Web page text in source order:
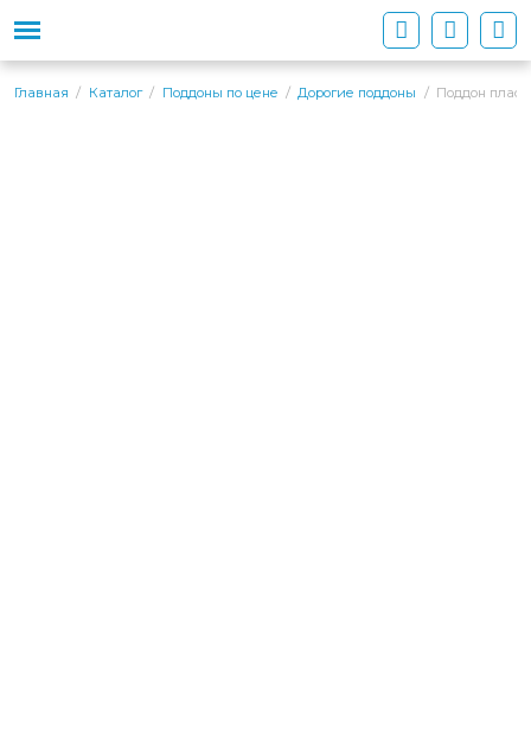
Главная Каталог Поддоны по цене Дорогие поддоны Поддон